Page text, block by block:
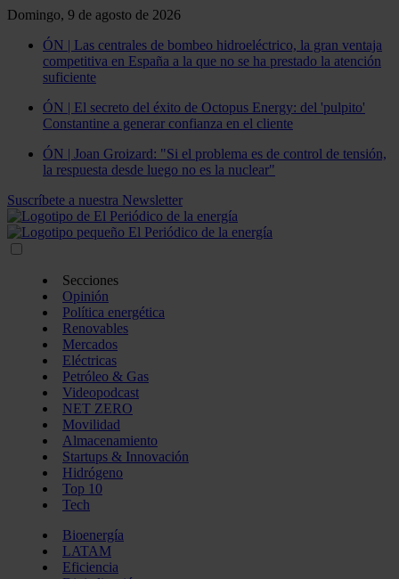
Domingo, 9 de agosto de 2026
ÓN | Las centrales de bombeo hidroeléctrico, la gran ventaja
competitiva en España a la que no se ha prestado la atención
suficiente
ÓN | El secreto del éxito de Octopus Energy: del 'pulpito'
Constantine a generar confianza en el cliente
ÓN | Joan Groizard: "Si el problema es de control de tensión,
la respuesta desde luego no es la nuclear"
Suscríbete a nuestra Newsletter
Secciones
Opinión
Política energética
Renovables
Mercados
Eléctricas
Petróleo & Gas
Videopodcast
NET ZERO
Movilidad
Almacenamiento
Startups & Innovación
Hidrógeno
Top 10
Tech
Bioenergía
LATAM
Eficiencia